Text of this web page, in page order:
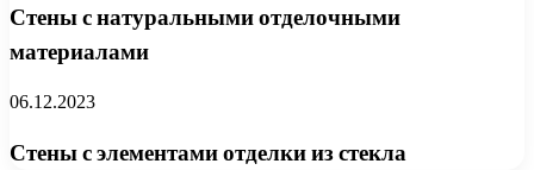
Стены с натуральными отделочными
материалами
06.12.2023
Стены с элементами отделки из стекла